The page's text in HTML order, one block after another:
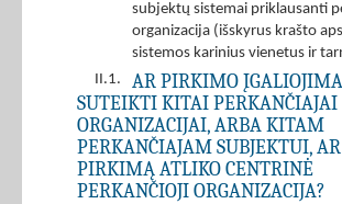
subjektų sistemai priklausanti
organizacija (išskyrus krašto
sistemos karinius vienetus ir
II.1.
AR PIRKIMO
SUTEIKTI KITAI PERKANČIAJAI
ORGANIZACIJAI, ARBA KITAM
PERKANČIAJAM SUBJEKTUI, AR
PIRKIMĄ ATLIKO CENTRINĖ
PERKANČIOJI ORGANIZACIJA?